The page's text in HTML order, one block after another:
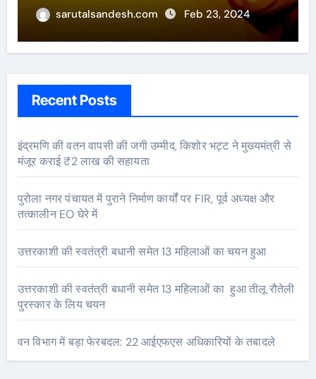
sarutalsandesh.com Feb 23, 2024
Recent Posts
इंद्रमणि की वतन वापसी की जगी उम्मीद, किशोर भट्ट ने मुख्यमंत्री से
मंजूर कराई ₹2 लाख की सहायता
पुरोला नगर पंचायत में पुराने निर्माण कार्यों पर FIR, पूर्व अध्यक्ष और
तत्कालीन EO घेरे में
उत्तरकाशी की स्वतंत्री बधानी समेत 13 महिलाओं का चयन हुआ
उत्तरकाशी की स्वतंत्री बधानी समेत 13 महिलाओं का हुआ तीलू रौतेली
पुरस्कार के लिय चयन
वन विभाग में बड़ा फेरबदल: 22 आईएफएस अधिकारियों के तबादले